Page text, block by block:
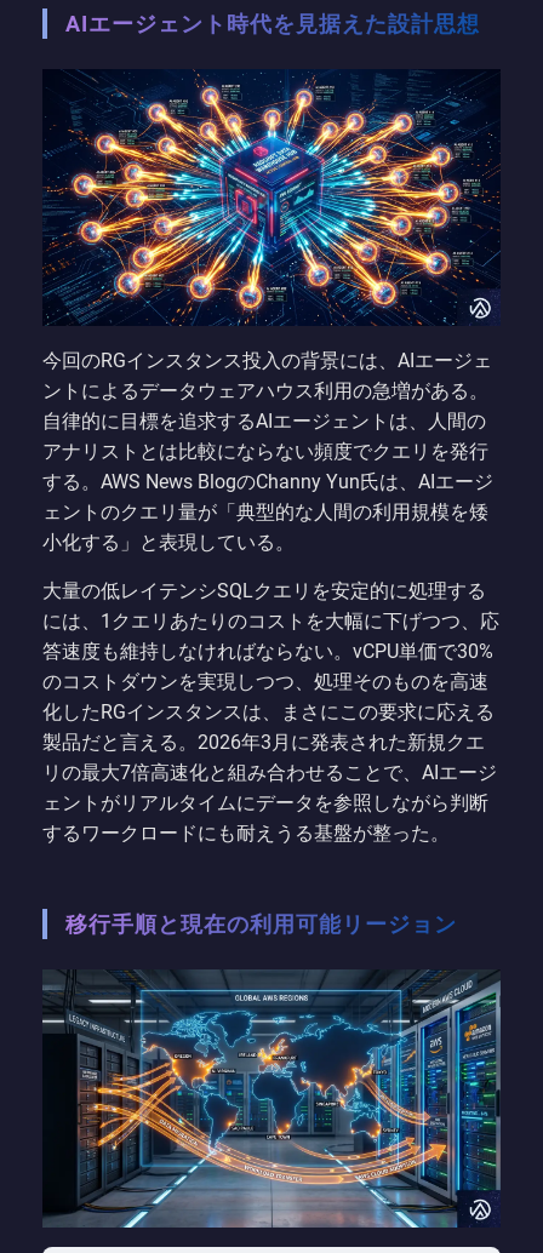
AIエージェント時代を見据えた設計思想
今回のRGインスタンス投入の背景には、AIエージェ
ントによるデータウェアハウス利用の急増がある。
自律的に目標を追求するAIエージェントは、人間の
アナリストとは比較にならない頻度でクエリを発行
する。AWS News BlogのChanny Yun氏は、AIエージ
ェントのクエリ量が「典型的な人間の利用規模を矮
小化する」と表現している。
大量の低レイテンシSQLクエリを安定的に処理する
には、1クエリあたりのコストを大幅に下げつつ、応
答速度も維持しなければならない。vCPU単価で30%
のコストダウンを実現しつつ、処理そのものを高速
化したRGインスタンスは、まさにこの要求に応える
製品だと言える。2026年3月に発表された新規クエ
リの最大7倍高速化と組み合わせることで、AIエージ
ェントがリアルタイムにデータを参照しながら判断
するワークロードにも耐えうる基盤が整った。
移行手順と現在の利用可能リージョン